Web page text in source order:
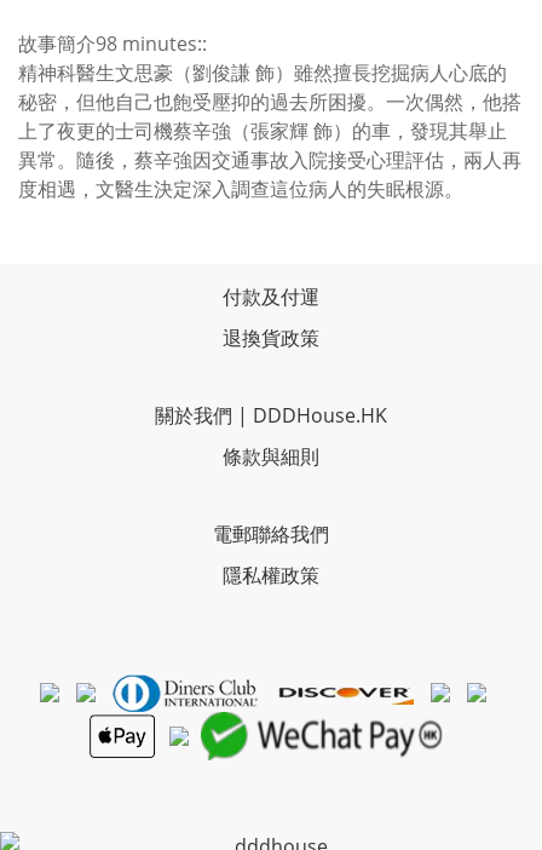
故事簡介98 minutes::
精神科醫生文思豪（劉俊謙 飾）雖然擅長挖掘病人心底的
秘密，但他自己也飽受壓抑的過去所困擾。一次偶然，他搭
上了夜更的士司機蔡辛強（張家輝 飾）的車，發現其舉止
異常。隨後，蔡辛強因交通事故入院接受心理評估，兩人再
度相遇，文醫生決定深入調查這位病人的失眠根源。
付款及付運
退換貨政策
關於我們 | DDDHouse.HK
條款與細則
電郵聯絡我們
隱私權政策